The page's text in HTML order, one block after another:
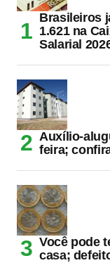
Brasileiros
1.621 na
Salarial
Auxílio-
feira;
Você pode
casa;